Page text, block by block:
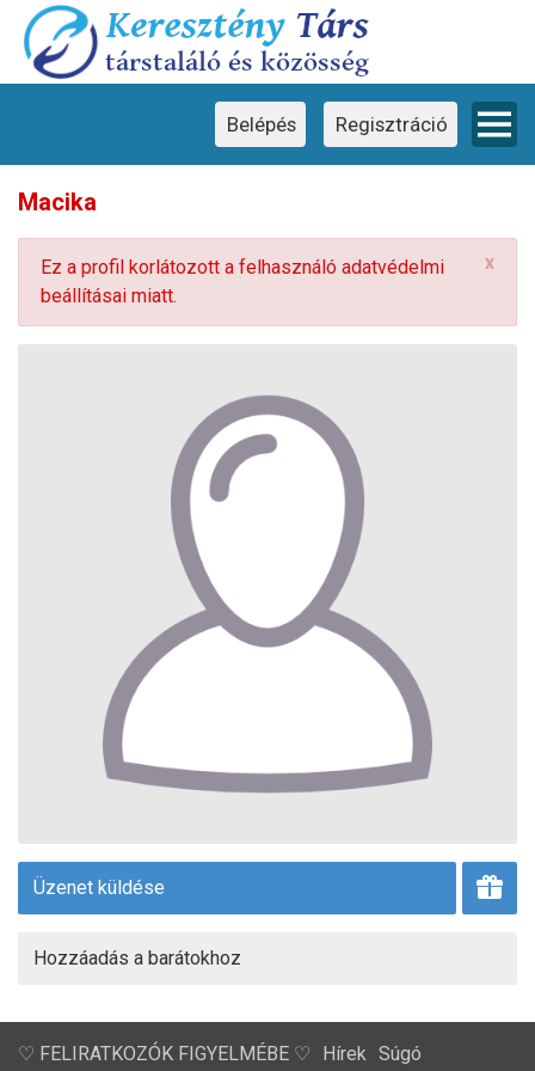
Belépés Regisztráció
Macika
x
Ez a profil korlátozott a felhasználó adatvédelmi
beállításai miatt.
Üzenet küldése
Hozzáadás a barátokhoz
♡ FELIRATKOZÓK FIGYELMÉBE ♡ Hírek Súgó
Ez a weboldal cookie-kat használ
Ez a weboldal cookie-kat használ a
felhasználói élmény javítása érdekében.
Weboldalunk használatával Ön hozzájárul a
cookie-k használatához.